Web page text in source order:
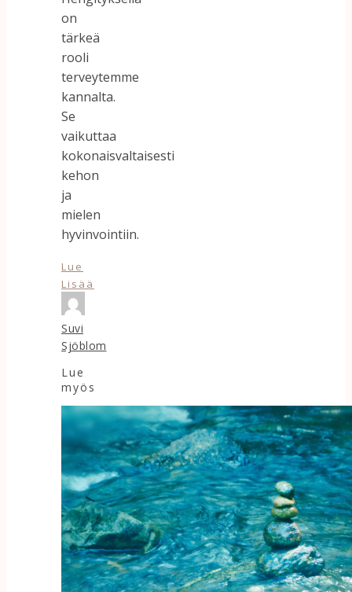
on
tärkeä
rooli
terveytemme
kannalta.
Se
vaikuttaa
kokonaisvaltaisesti
kehon
ja
mielen
hyvinvointiin.
Lue
Lisää
Suvi
Sjöblom
Lue
myös